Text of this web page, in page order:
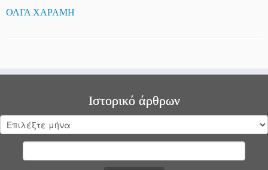
ΟΛΓΑ ΧΑΡΑΜΗ
Ιστορικό άρθρων
Ιστορικό
άρθρων